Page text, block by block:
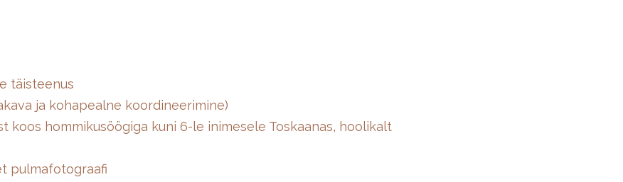
täisteenus
ja kohapealne koordineerimine)
koos hommikusöögiga kuni 6-le inimesele Toskaanas, hoolikalt
pulmafotograafi